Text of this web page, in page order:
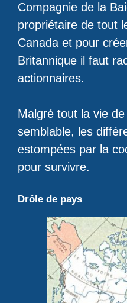
Compagnie de la
propriétaire de tout
Canada et pour
Britannique il faut
actionnaires.
Malgré tout la vie
semblable, les
estompées par la
pour survivre.
Drôle de pays